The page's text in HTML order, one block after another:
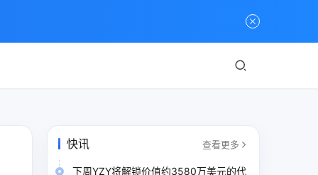
快讯 查看更多
下周YZY将解锁价值约3580万美元的代